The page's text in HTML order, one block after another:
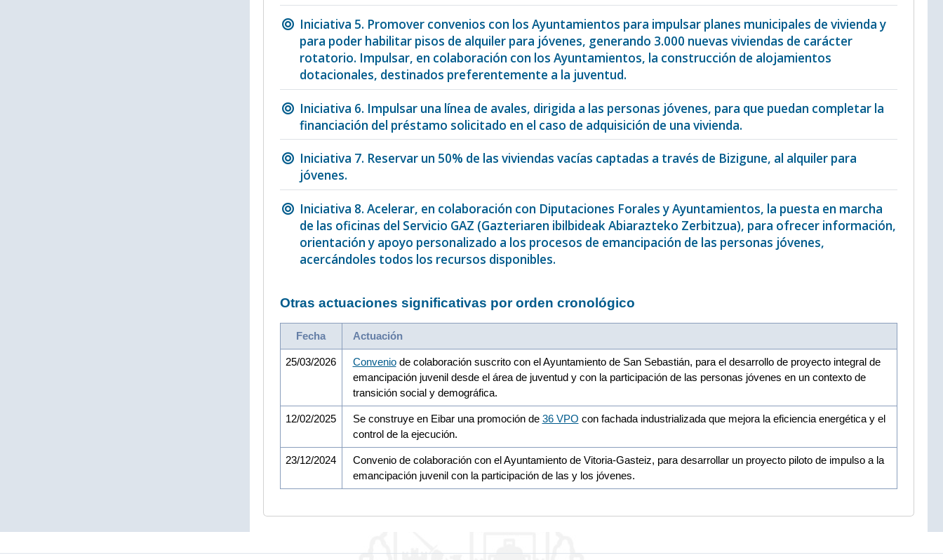
Iniciativa 5. Promover convenios con los Ayuntamientos para impulsar planes municipales de vivienda y
para poder habilitar pisos de alquiler para jóvenes, generando 3.000 nuevas viviendas de carácter
rotatorio. Impulsar, en colaboración con los Ayuntamientos, la construcción de alojamientos
dotacionales, destinados preferentemente a la juventud.
Iniciativa 6. Impulsar una línea de avales, dirigida a las personas jóvenes, para que puedan completar la
financiación del préstamo solicitado en el caso de adquisición de una vivienda.
Iniciativa 7. Reservar un 50% de las viviendas vacías captadas a través de Bizigune, al alquiler para
jóvenes.
Iniciativa 8. Acelerar, en colaboración con Diputaciones Forales y Ayuntamientos, la puesta en marcha
de las oficinas del Servicio GAZ (Gazteriaren ibilbideak Abiarazteko Zerbitzua), para ofrecer información,
orientación y apoyo personalizado a los procesos de emancipación de las personas jóvenes,
acercándoles todos los recursos disponibles.
Otras actuaciones significativas por orden cronológico
Fecha Actuación
25/03/2026 Conveniode colaboración suscrito con el Ayuntamiento de San Sebastián, para el desarrollo de proyecto integral de
emancipación juvenil desde el área de juventud y con la participación de las personas jóvenes en un contexto de
transición social y demográfica.
12/02/2025 Se construye en Eibar una promoción de 36 VPO con fachada industrializada que mejora la eficiencia energética y el
control de la ejecución.
23/12/2024
Convenio de colaboración con el Ayuntamiento de Vitoria-Gasteiz, para desarrollar un proyecto piloto de impulso a la
emancipación juvenil con la participación de las y los jóvenes.